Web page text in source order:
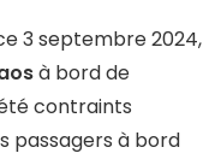
3 septembre 2024,
à bord de
contraints
passagers à bord